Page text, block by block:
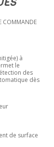
COMMANDE
à
le
des
dès
de surface